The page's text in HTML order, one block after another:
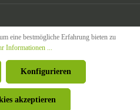
by426 - Your Digital Upgrade
angegeben.
eine bestmögliche Erfahrung bieten zu
Informationen ...
Konfigurieren
akzeptieren